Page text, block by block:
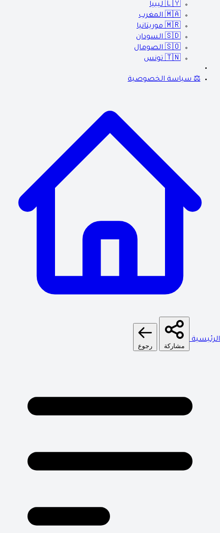
🇱🇾 ليبيا
🇲🇦 المغرب
🇲🇷 موريتانيا
🇸🇩 السودان
🇸🇴 الصومال
🇹🇳 تونس
⚖️ سياسة الخصوصية
الرئيسية
مشاركة رجوع